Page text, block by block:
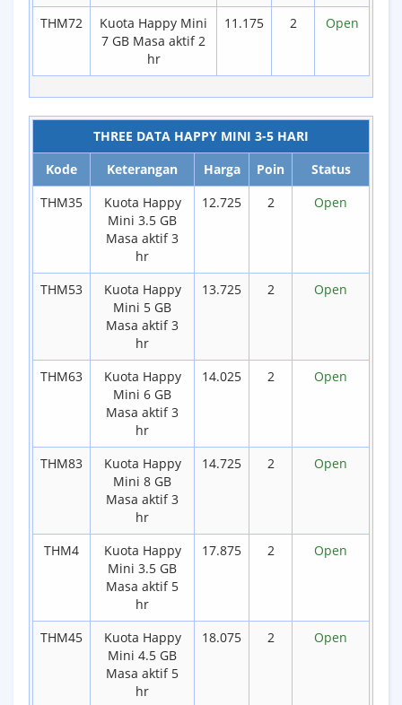
THM72
Kuota Happy Mini
7 GB Masa aktif 2
hr
11.175 2 Open
THREE DATA HAPPY MINI 3-5 HARI
Kode
Keterangan Harga Poin
Status
THM35
Kuota Happy
Mini 3.5 GB
Masa aktif 3
hr
12.725 2 Open
THM53
Kuota Happy
Mini 5 GB
Masa aktif 3
hr
13.725 2 Open
THM63
Kuota Happy
Mini 6 GB
Masa aktif 3
hr
14.025 2 Open
THM83
Kuota Happy
Mini 8 GB
Masa aktif 3
hr
14.725 2 Open
THM4
Kuota Happy
Mini 3.5 GB
Masa aktif 5
hr
17.875 2 Open
THM45
Kuota Happy
Mini 4.5 GB
Masa aktif 5
hr
18.075 2 Open